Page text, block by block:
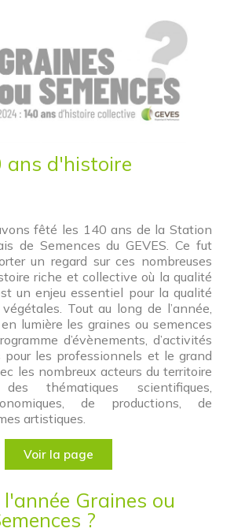
ans d'histoire
fêté les 140 ans de la Station
de Semences du GEVES. Ce fut
un regard sur ces nombreuses
riche et collective où la qualité
un enjeu essentiel pour la qualité
Tout au long de l’année,
lumière les graines ou semences
d’évènements, d’activités
pour les professionnels et le grand
les nombreux acteurs du territoire
thématiques scientifiques,
de productions, de
artistiques.
Voir la page
Graines ou
?